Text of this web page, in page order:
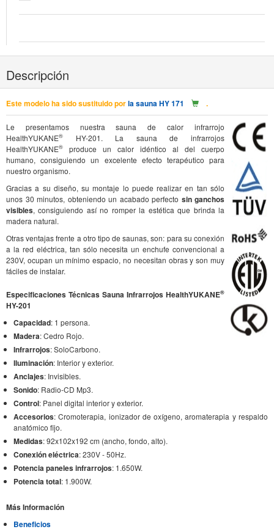
Descripción
Este modelo ha sido sustituido porla sauna HY 171 .
Le presentamos nuestra sauna de calor infrarrojo
HealthYUKANE®
HY-201. La sauna de infrarrojos
HealthYUKANE®
produce un calor idéntico al del cuerpo
humano, consiguiendo un excelente efecto terapéutico para
nuestro organismo.
Gracias a su diseño, su montaje lo puede realizar en tan sólo
unos 30 minutos, obteniendo un acabado perfecto sin ganchos
visibles, consiguiendo así no romper la estética que brinda la
madera natural.
Otras ventajas frente a otro tipo de saunas, son: para su conexión
a la red eléctrica, tan sólo necesita un enchufe convencional a
230V, ocupan un mínimo espacio, no necesitan obras y son muy
fáciles de instalar.
Especificaciones Técnicas Sauna Infrarrojos HealthYUKANE®
HY-201
Capacidad: 1 persona.
Madera: Cedro Rojo.
Infrarrojos: SoloCarbono.
Iluminación: Interior y exterior.
Anclajes: Invisibles.
Sonido: Radio-CD Mp3.
Control: Panel digital interior y exterior.
Accesorios: Cromoterapia, ionizador de oxígeno, aromaterapia y respaldo
anatómico fijo.
Medidas: 92x102x192 cm (ancho, fondo, alto).
Conexión eléctrica: 230V - 50Hz.
Potencia paneles infrarrojos: 1.650W.
Potencia total: 1.900W.
Más Información
Beneficios